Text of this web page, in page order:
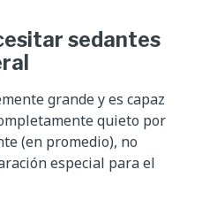
sedantes
grande y es capaz
quieto por
(en promedio), no
especial para el